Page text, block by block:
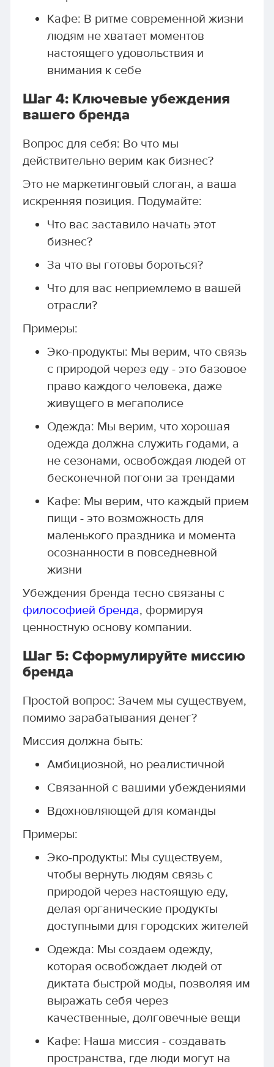
Кафе: В ритме современной жизни
людям не хватает моментов
настоящего удовольствия и
внимания к себе
Шаг 4: Ключевые убеждения
вашего бренда
Вопрос для себя: Во что мы
действительно верим как бизнес?
Это не маркетинговый слоган, а ваша
искренняя позиция. Подумайте:
Что вас заставило начать этот
бизнес?
За что вы готовы бороться?
Что для вас неприемлемо в вашей
отрасли?
Примеры:
Эко-продукты: Мы верим, что связь
с природой через еду - это базовое
право каждого человека, даже
живущего в мегаполисе
Одежда: Мы верим, что хорошая
одежда должна служить годами, а
не сезонами, освобождая людей от
бесконечной погони за трендами
Кафе: Мы верим, что каждый прием
пищи - это возможность для
маленького праздника и момента
осознанности в повседневной
жизни
Убеждения бренда тесно связаны с
философией бренда, формируя
ценностную основу компании.
Шаг 5: Сформулируйте миссию
бренда
Простой вопрос: Зачем мы существуем,
помимо зарабатывания денег?
Миссия должна быть:
Амбициозной, но реалистичной
Связанной с вашими убеждениями
Вдохновляющей для команды
Примеры:
Эко-продукты: Мы существуем,
чтобы вернуть людям связь с
природой через настоящую еду,
делая органические продукты
доступными для городских жителей
Одежда: Мы создаем одежду,
которая освобождает людей от
диктата быстрой моды, позволяя им
выражать себя через
качественные, долговечные вещи
Кафе: Наша миссия - создавать
пространства, где люди могут на